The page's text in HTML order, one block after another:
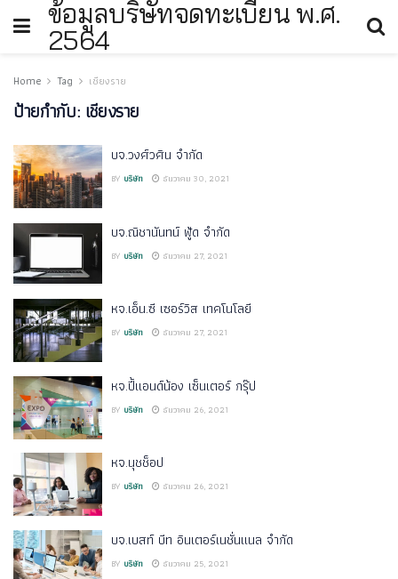
ข้อมูลบริษัทจดทะเบียน พ.ศ.
2564
Home Tag เชียงราย
ป้ายกำกับ: เชียงราย
บจ.วงศ์วศิน จำกัด
BY บริษัท ธันวาคม 30, 2021
บจ.ณิชานันทน์ ฟู้ด จำกัด
BY บริษัท ธันวาคม 27, 2021
หจ.เอ็น.ซี เซอร์วิส เทคโนโลยี
BY บริษัท ธันวาคม 27, 2021
หจ.ปี้แอนด์น้อง เซ็นเตอร์ กรุ๊ป
BY บริษัท ธันวาคม 26, 2021
หจ.นุชช็อป
BY บริษัท ธันวาคม 26, 2021
บจ.เบสท์ บีท อินเตอร์เนชั่นแนล จำกัด
BY บริษัท ธันวาคม 25, 2021